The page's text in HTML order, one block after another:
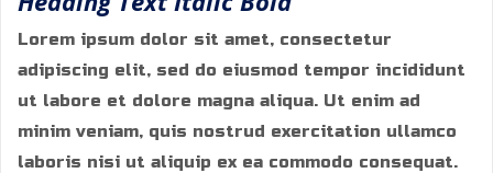
Lorem ipsum dolor sit amet, consectetur
adipiscing elit, sed do eiusmod tempor incididunt
ut labore et dolore magna aliqua. Ut enim ad
minim veniam, quis nostrud exercitation ullamco
laboris nisi ut aliquip ex ea commodo consequat.